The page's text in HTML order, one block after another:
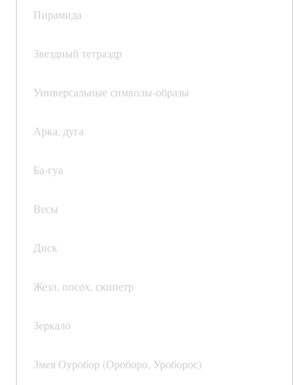
Пирамида
Звездный тетраэдр
Универсальные символы-образы
Арка, дуга
Ба-гуа
Весы
Диск
Жезл, посох, скипетр
Зеркало
Змея Оуробор (Ороборо, Уроборос)